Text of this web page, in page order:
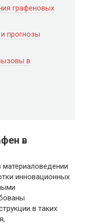
графеновых
прогнозы
в
в
материаловедении
инновационных
в таких